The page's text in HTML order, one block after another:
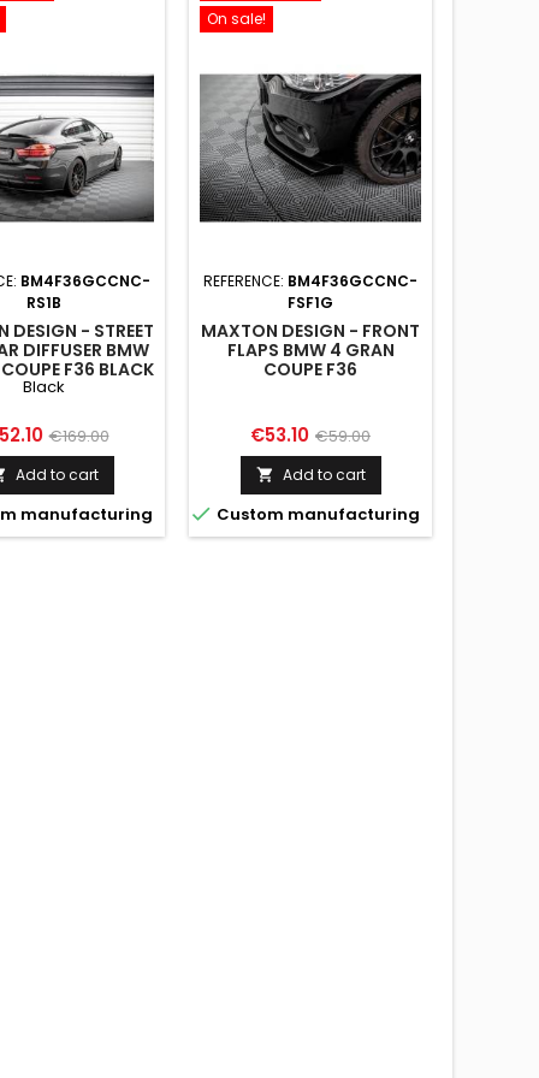
BM4F36GCCNC-
RS1B
DESIGN - STREET
DIFFUSER BMW
F36 BLACK
Black
Regular
price
€169.00
Add to cart
manufacturing
On sale!
REFERENCE: BM4F36GCCNC-
FSF1G
MAXTON DESIGN - FRONT
FLAPS BMW 4 GRAN
COUPE F36
Price
€53.10 Regular
price
€59.00
 Add to cart
 Custom manufacturing